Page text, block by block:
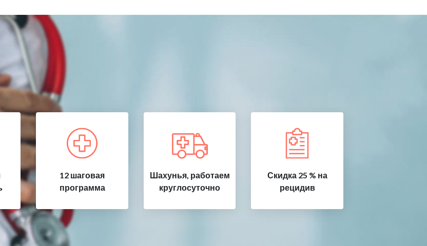
12 шаговая
программа
Шахунья, работаем
круглосуточно
Скидка 25 % на
рецидив